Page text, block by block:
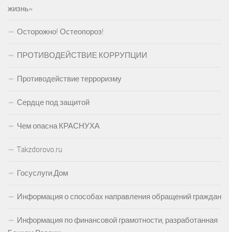
жизнь»
Осторожно! Остеопороз!
ПРОТИВОДЕЙСТВИЕ КОРРУПЦИИ
Противодействие терроризму
Сердце под защитой
Чем опасна КРАСНУХА
Takzdorovo.ru
Госуслуги.Дом
Информация о способах направления обращений граждан
Информация по финансовой грамотности, разработанная